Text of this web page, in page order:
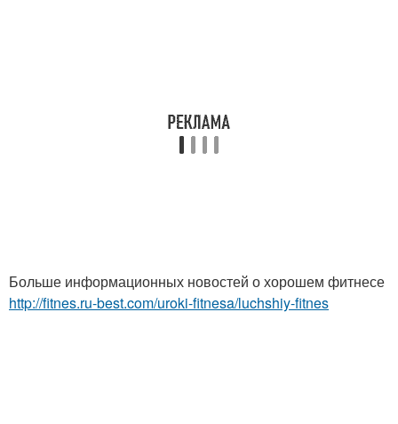
Больше информационных новостей о хорошем фитнесе
http://fitnes.ru-best.com/uroki-fitnesa/luchshiy-fitnes